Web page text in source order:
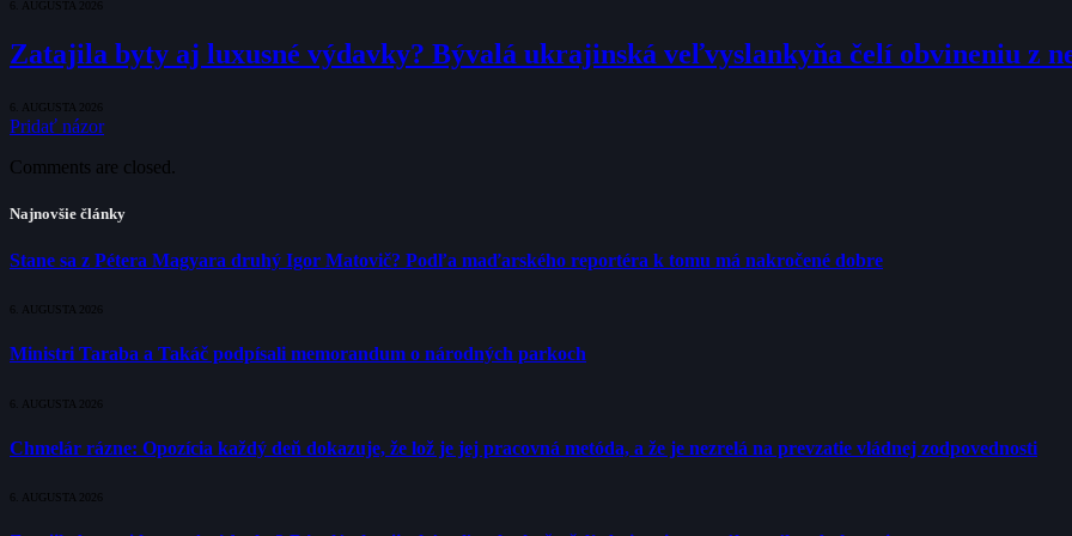
6. AUGUSTA 2026
Zatajila byty aj luxusné výdavky? Bývalá ukrajinská veľvyslankyňa čelí obvineniu z
6. AUGUSTA 2026
Pridať názor
Comments are closed.
Najnovšie články
Stane sa z Pétera Magyara druhý Igor Matovič? Podľa maďarského reportéra k tomu má nakročené dobre
6. AUGUSTA 2026
Ministri Taraba a Takáč podpísali memorandum o národných parkoch
6. AUGUSTA 2026
Chmelár rázne: Opozícia každý deň dokazuje, že lož je jej pracovná metóda, a že je nezrelá na prevzatie vládnej zodpovednosti
6. AUGUSTA 2026